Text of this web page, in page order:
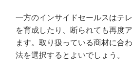
一方のインサイドセールスはテ
を育成したり、断られても再度
ます。取り扱っている商材に合
法を選択するとよいでしょう。